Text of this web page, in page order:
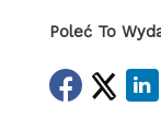
Poleć To